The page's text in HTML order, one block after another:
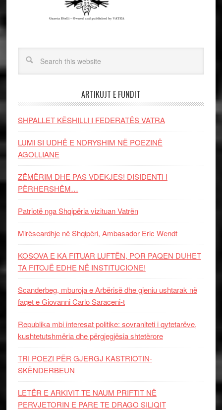
ARTIKUJT E FUNDIT
SHPALLET KËSHILLI I FEDERATËS VATRA
LUMI SI UDHË E NDRYSHIM NË POEZINË
AGOLLIANE
ZËMËRIM DHE PAS VDEKJES! DISIDENTI I
PËRHERSHËM…
Patriotë nga Shqipëria vizituan Vatrën
Mirëseardhje në Shqipëri, Ambasador Eric Wendt
KOSOVA E KA FITUAR LUFTËN, POR PAQEN DUHET
TA FITOJË EDHE NË INSTITUCIONE!
Scanderbeg, mburoja e Arbërisë dhe gjeniu ushtarak në
faqet e Giovanni Carlo Saraceni-t
Republika mbi interesat politike: sovraniteti i qytetarëve,
kushtetutshmëria dhe përgjegjësia shtetërore
TRI POEZI PËR GJERGJ KASTRIOTIN-
SKËNDERBEUN
LETËR E ARKIVIT TE NAUM PRIFTIT NË
PERVJETORIN E PARE TE DRAGO SILIQIT